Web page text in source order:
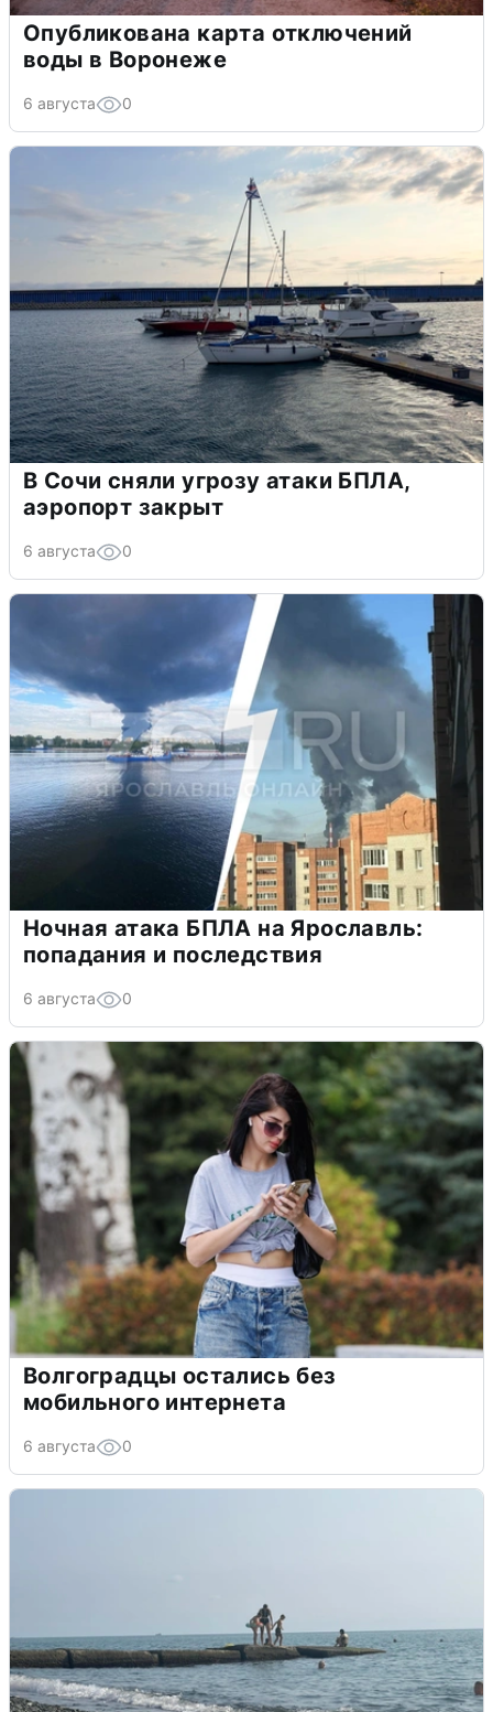
Опубликована карта отключений
воды в Воронеже
6 августа 0
В Сочи сняли угрозу атаки БПЛА,
аэропорт закрыт
6 августа 0
Ночная атака БПЛА на Ярославль:
попадания и последствия
6 августа 0
Волгоградцы остались без
мобильного интернета
6 августа 0